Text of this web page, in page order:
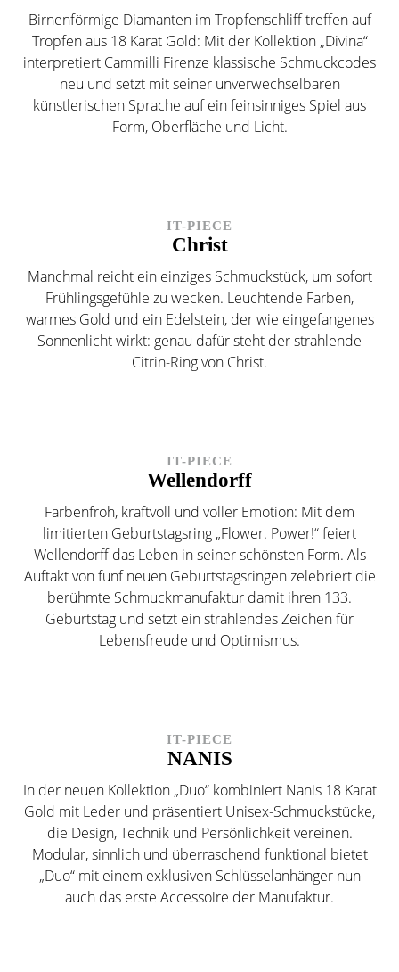
Birnenförmige Diamanten im Tropfenschliff treffen auf
Tropfen aus 18 Karat Gold: Mit der Kollektion „Divina“
interpretiert Cammilli Firenze klassische Schmuckcodes
neu und setzt mit seiner unverwechselbaren
künstlerischen Sprache auf ein feinsinniges Spiel aus
Form, Oberfläche und Licht.
IT-PIECE
Christ
Manchmal reicht ein einziges Schmuckstück, um sofort
Frühlingsgefühle zu wecken. Leuchtende Farben,
warmes Gold und ein Edelstein, der wie eingefangenes
Sonnenlicht wirkt: genau dafür steht der strahlende
Citrin-Ring von Christ.
IT-PIECE
Wellendorff
Farbenfroh, kraftvoll und voller Emotion: Mit dem
limitierten Geburtstagsring „Flower. Power!“ feiert
Wellendorff das Leben in seiner schönsten Form. Als
Auftakt von fünf neuen Geburtstagsringen zelebriert die
berühmte Schmuckmanufaktur damit ihren 133.
Geburtstag und setzt ein strahlendes Zeichen für
Lebensfreude und Optimismus.
IT-PIECE
NANIS
In der neuen Kollektion „Duo“ kombiniert Nanis 18 Karat
Gold mit Leder und präsentiert Unisex-Schmuckstücke,
die Design, Technik und Persönlichkeit vereinen.
Modular, sinnlich und überraschend funktional bietet
„Duo“ mit einem exklusiven Schlüsselanhänger nun
auch das erste Accessoire der Manufaktur.